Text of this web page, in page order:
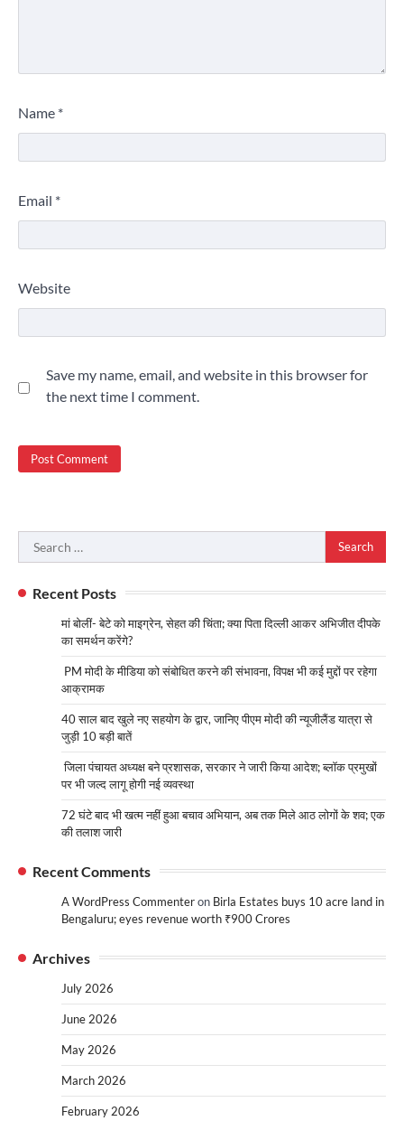
Name *
Email *
Website
Save my name, email, and website in this browser for
the next time I comment.
Search
for:
Recent Posts
मां बोलीं- बेटे को माइग्रेन, सेहत की चिंता; क्या पिता दिल्ली आकर अभिजीत दीपके
का समर्थन करेंगे?
PM मोदी के मीडिया को संबोधित करने की संभावना, विपक्ष भी कई मुद्दों पर रहेगा
आक्रामक
40 साल बाद खुले नए सहयोग के द्वार, जानिए पीएम मोदी की न्यूजीलैंड यात्रा से
जुड़ी 10 बड़ी बातें
जिला पंचायत अध्यक्ष बने प्रशासक, सरकार ने जारी किया आदेश; ब्लॉक प्रमुखों
पर भी जल्द लागू होगी नई व्यवस्था
72 घंटे बाद भी खत्म नहीं हुआ बचाव अभियान, अब तक मिले आठ लोगों के शव; एक
की तलाश जारी
Recent Comments
A WordPress Commenteron Birla Estates buys 10 acre land in
Bengaluru; eyes revenue worth ₹900 Crores
Archives
July 2026
June 2026
May 2026
March 2026
February 2026